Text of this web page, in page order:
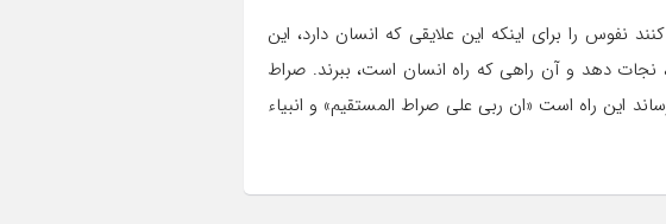
را برای اینکه این علایقی که انسان دارد، این
نجات دهد و آن راهی که راه انسان است، ببرند. صراط
این راه است «ان ربی علی صراط المستقیم» و انبیاء